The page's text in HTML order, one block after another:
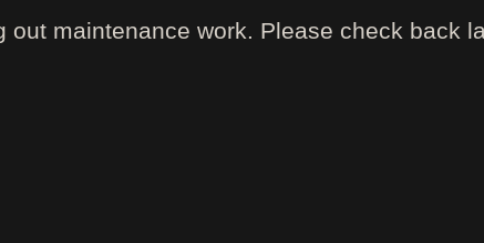
out maintenance work. Please check back